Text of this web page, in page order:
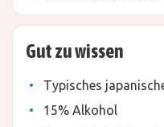
Gut zu wissen
Typisches
15% Alkohol